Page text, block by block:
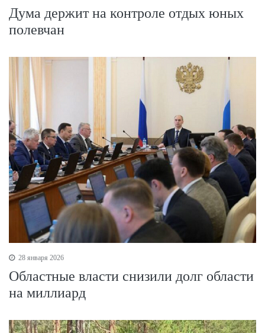
Дума держит на контроле отдых юных
полевчан
28 января 2026
Областные власти снизили долг области
на миллиард